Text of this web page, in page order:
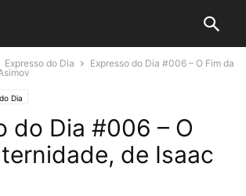
Expresso do Dia
Expresso do Dia #006 – O Fim da
Dia
do Dia #006 – O
de Isaac